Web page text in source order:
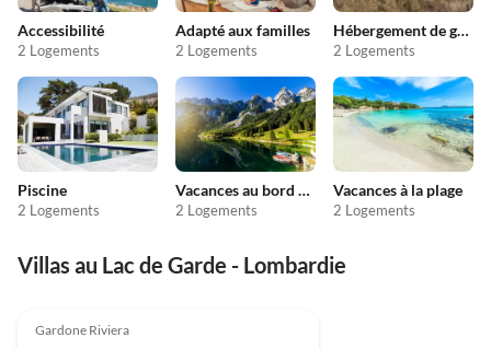
Accessibilité
2 Logements
Adapté aux familles
2 Logements
Hébergement de groupe
2 Logements
Piscine
2 Logements
Vacances au bord du lac
2 Logements
Vacances à la plage
2 Logements
Villas au Lac de Garde - Lombardie
Gardone Riviera